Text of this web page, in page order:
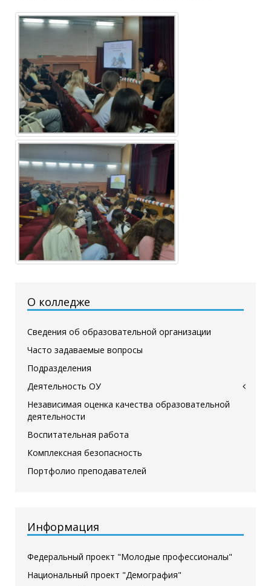
О колледже
Сведения об образовательной организации
Часто задаваемые вопросы
Подразделения
Деятельность ОУ
Независимая оценка качества образовательной
деятельности
Воспитательная работа
Комплексная безопасность
Портфолио преподавателей
Информация
Федеральный проект "Молодые профессионалы"
Национальный проект "Демография"